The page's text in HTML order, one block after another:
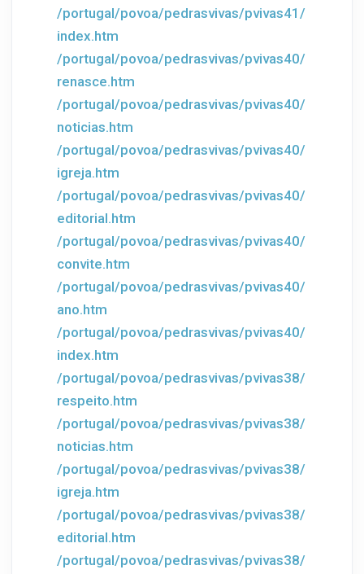
/portugal/povoa/pedrasvivas/pvivas41/
index.htm
/portugal/povoa/pedrasvivas/pvivas40/
renasce.htm
/portugal/povoa/pedrasvivas/pvivas40/
noticias.htm
/portugal/povoa/pedrasvivas/pvivas40/
igreja.htm
/portugal/povoa/pedrasvivas/pvivas40/
editorial.htm
/portugal/povoa/pedrasvivas/pvivas40/
convite.htm
/portugal/povoa/pedrasvivas/pvivas40/
ano.htm
/portugal/povoa/pedrasvivas/pvivas40/
index.htm
/portugal/povoa/pedrasvivas/pvivas38/
respeito.htm
/portugal/povoa/pedrasvivas/pvivas38/
noticias.htm
/portugal/povoa/pedrasvivas/pvivas38/
igreja.htm
/portugal/povoa/pedrasvivas/pvivas38/
editorial.htm
/portugal/povoa/pedrasvivas/pvivas38/